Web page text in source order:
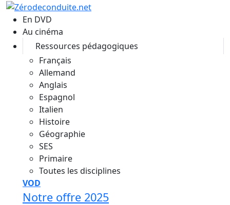
Aller au contenu principal
En DVD
Au cinéma
Ressources pédagogiques
Français
Allemand
Anglais
Espagnol
Italien
Histoire
Géographie
SES
Primaire
Toutes les disciplines
VOD
Notre offre 2025